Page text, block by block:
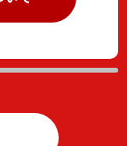
ガラスで覆わ